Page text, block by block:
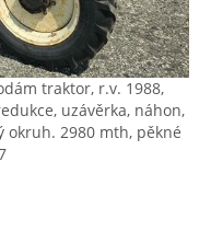
traktor, r.v. 1988,
uzávěrka, náhon,
okruh. 2980 mth, pěkné